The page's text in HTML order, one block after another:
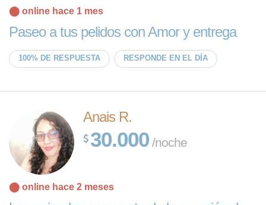
⬤ online hace 1 mes
Paseo a tus pelidos con Amor y entrega
100% DE RESPUESTA RESPONDE EN EL DÍA
Anais R.
30.000 /noche
⬤ online hace 2 meses